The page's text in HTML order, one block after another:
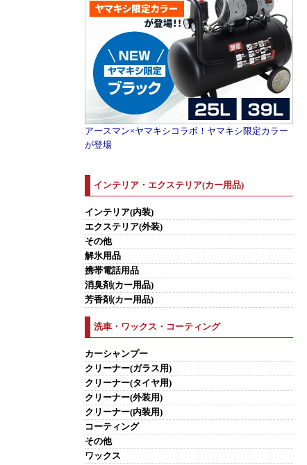
アースマン×ヤマキシコラボ！ヤマキシ限定カラー
が登場
インテリア・エクステリア(カー用品)
インテリア(内装)
エクステリア(外装)
その他
解氷用品
携帯電話用品
消臭剤(カー用品)
芳香剤(カー用品)
洗車・ワックス・コーティング
カーシャンプー
クリーナー(ガラス用)
クリーナー(タイヤ用)
クリーナー(外装用)
クリーナー(内装用)
コーティング
その他
ワックス